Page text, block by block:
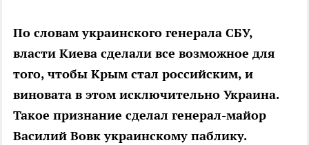
По словам украинского генерала СБУ,
власти Киева сделали все возможное для
того, чтобы Крым стал российским, и
виновата в этом исключительно Украина.
Такое признание сделал генерал-майор
Василий Вовк украинскому паблику.